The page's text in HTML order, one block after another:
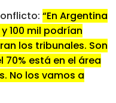
“En Argentina
100 mil podrían
los tribunales. Son
está en el área
No los vamos a